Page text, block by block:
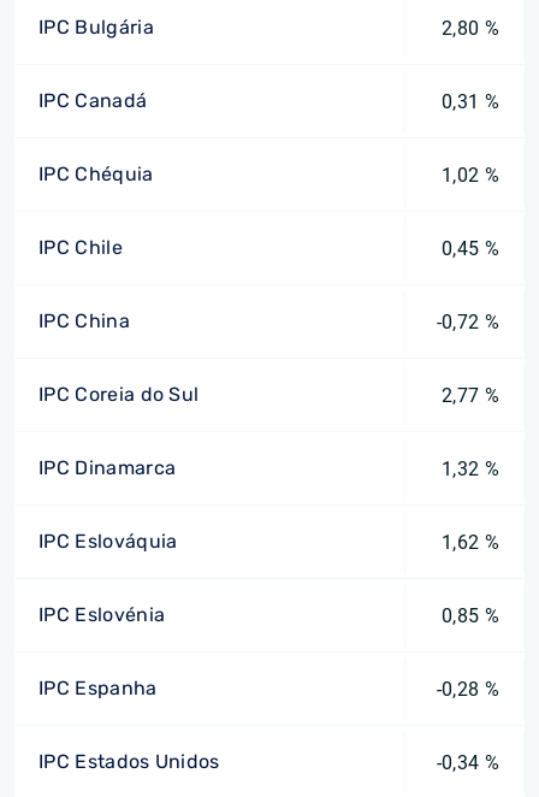
IPC Bulgária 2,80 %
IPC Canadá 0,31 %
IPC Chéquia 1,02 %
IPC Chile 0,45 %
IPC China -0,72 %
IPC Coreia do Sul 2,77 %
IPC Dinamarca 1,32 %
IPC Eslováquia 1,62 %
IPC Eslovénia 0,85 %
IPC Espanha -0,28 %
IPC Estados Unidos -0,34 %